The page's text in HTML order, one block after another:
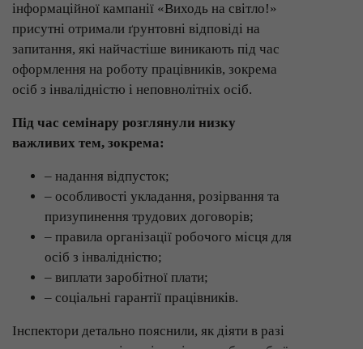
інформаційної кампанії «Виходь на світло!»
присутні отримали ґрунтовні відповіді на
запитання, які найчастіше виникають під час
оформлення на роботу працівників, зокрема
осіб з інвалідністю і неповнолітніх осіб.
Під час семінару розглянули низку
важливих тем, зокрема:
– надання відпусток;
– особливості укладання, розірвання та
призупинення трудових договорів;
– правила організації робочого місця для
осіб з інвалідністю;
– виплати заробітної плати;
– соціальні гарантії працівників.
Інспектори детально пояснили, як діяти в разі